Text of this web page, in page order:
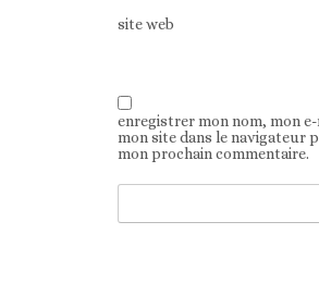
site web
enregistrer mon nom, mon
mon site dans le navigateur
mon prochain commentaire.